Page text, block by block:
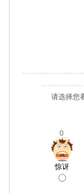
请选择您
0
惊讶